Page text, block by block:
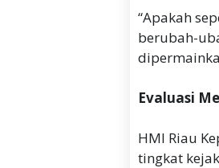
“Apakah
berubah-
Evaluasi
HMI Riau
tingkat